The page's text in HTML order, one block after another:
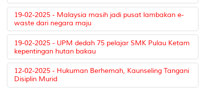
19-02-2025 - Malaysia masih jadi pusat lambakan e-
waste dari negara maju
19-02-2025 - UPM dedah 75 pelajar SMK Pulau Ketam
kepentingan hutan bakau
12-02-2025 - Hukuman Berhemah, Kaunseling Tangani
Disiplin Murid